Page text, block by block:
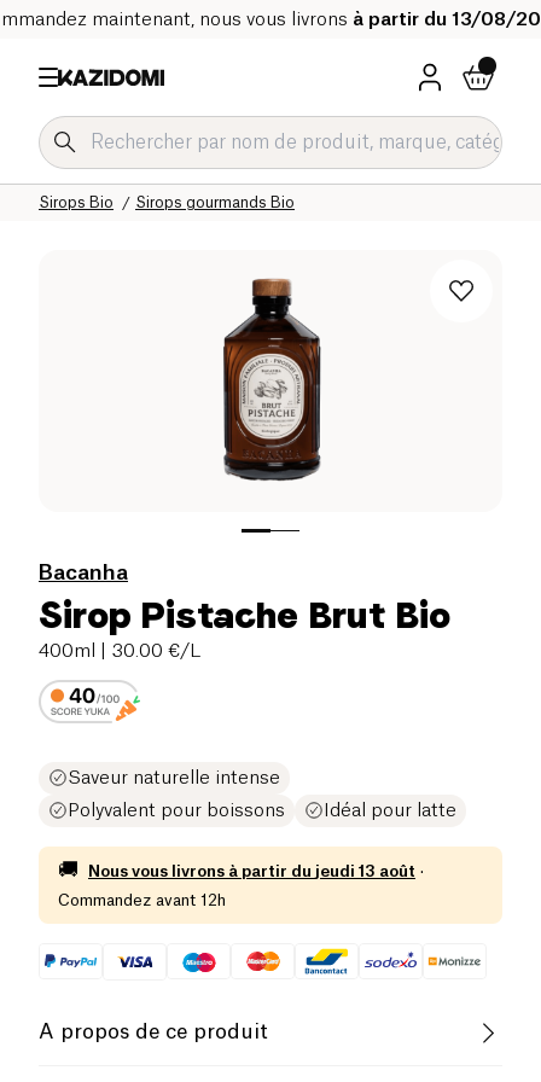
maintenant, nous vous livrons à partir du 13/08/
Sirops gourmands Bio
Sirops Bio
Boissons rafraichissantes et sirops Bio
Boissons Bio
Accueil
Bacanha
Sirop Pistache Brut Bio
400ml | 30.00 €/L
Saveur naturelle intense
Polyvalent pour boissons
Idéal pour latte
🚚 Nous vous livrons à partir du jeudi 13 août ·
Commandez avant 12h
A propos de ce produit